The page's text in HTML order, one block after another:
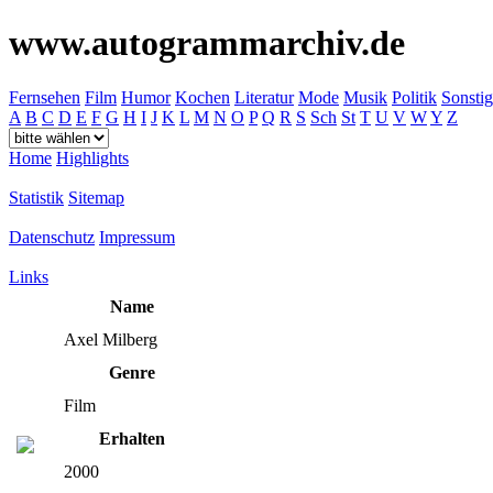
www.autogrammarchiv.de
Fernsehen Film Humor Kochen Literatur Mode Musik Politik
A B C D E F G H I J K L M N O P Q R S Sch St T U V WY Z
Home Highlights
Statistik Sitemap
Datenschutz Impressum
Links
Name
Axel Milberg
Genre
Film
Erhalten
2000